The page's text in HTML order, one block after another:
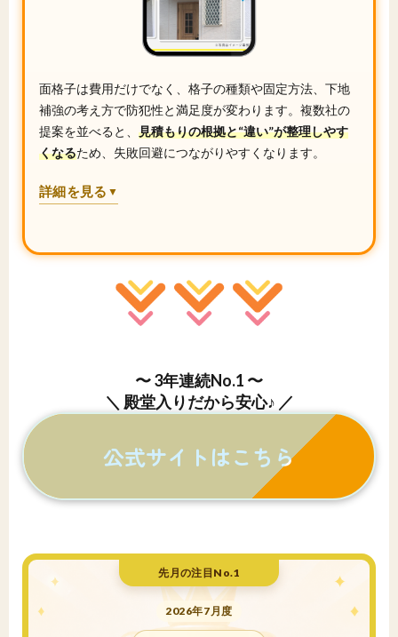
面格子は費用だけでなく、格子の種類や固定方法、下地
補強の考え方で防犯性と満足度が変わります。複数社の
提案を並べると、 見積もりの根拠と“違い”が整理しやす
くなるため、失敗回避につながりやすくなります。
詳細を見る ▼
〜 3年連続No.1 〜
＼ 殿堂入りだから安心♪ ／
公式サイトはこちら
先月の注目No.1
2026年7月度